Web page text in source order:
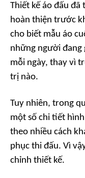
Thiết kế áo đấu
hoàn thiện trước
cho biết mẫu áo
những người đang
mỗi ngày, thay vì
trị nào.
Tuy nhiên, trong
một số chi tiết
theo nhiều cách
phục thi đấu. Vì
chỉnh thiết kế.